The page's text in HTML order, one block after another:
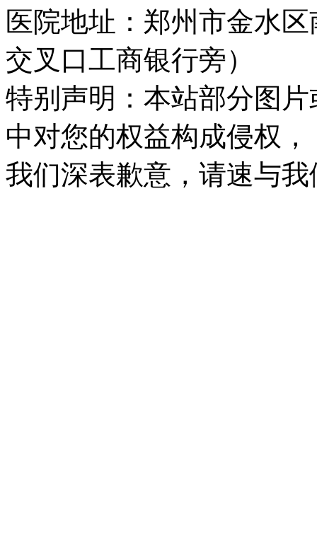
医院地址：郑州市金水
交叉口工商银行旁）
特别声明：本站部分图
中对您的权益构成侵权，
我们深表歉意，请速与